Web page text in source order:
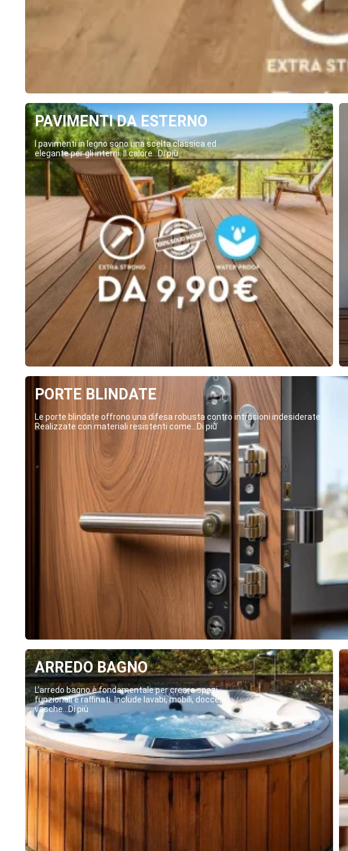
PAVIMENTI DA ESTERNO
I pavimenti in legno sono una scelta classica ed
elegante per gli interni. Il calore...Di più
PORTE BLINDATE
Le porte blindate offrono una difesa robusta contro intrusioni indesiderate.
Realizzate con materiali resistenti come...Di più
ARREDO BAGNO
L’arredo bagno è fondamentale per creare spazi
funzionali e raffinati. Include lavabi, mobili, docce,
vasche...Di più